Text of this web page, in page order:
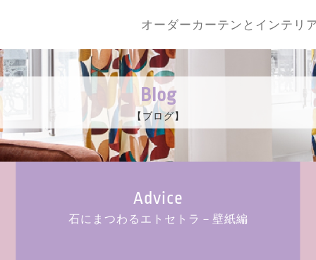
オーダーカーテンとインテリ
Blog
【ブログ】
Advice
石にまつわるエトセトラ－壁紙編